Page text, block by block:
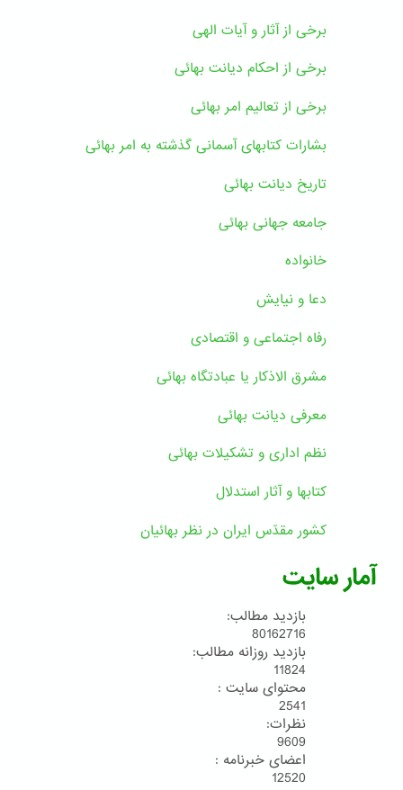
برخی از آثار و آیات الهی
برخی از احکام دیانت بهائی
برخی از تعالیم امر بهائی
بشارات کتابهای آسمانی گذشته به امر بهائی
تاریخ دیانت بهائی
جامعه جهانی بهائی
خانواده
دعا و نیایش
رفاه اجتماعی و اقتصادی
مشرق الاذکار یا عبادتگاه بهائی
معرفی دیانت بهائی
نظم اداری و تشکیلات بهائی
کتابها و آثار استدلال
کشور مقدّس ایران در نظر بهائیان
آمار سایت
بازدید مطالب:
80162716
بازدید روزانه مطالب:
11824
محتوای سایت :
2541
نظرات:
9609
اعضای خبرنامه :
12520